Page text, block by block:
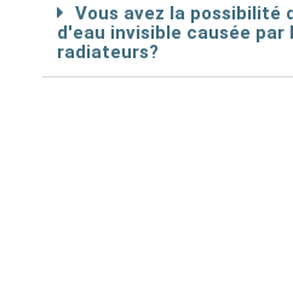
Vous avez la possibilité
d'eau invisible causée
radiateurs?